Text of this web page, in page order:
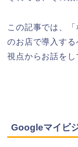
この記事では、
のお店で導入す
視点からお話をし
Googleマイビ